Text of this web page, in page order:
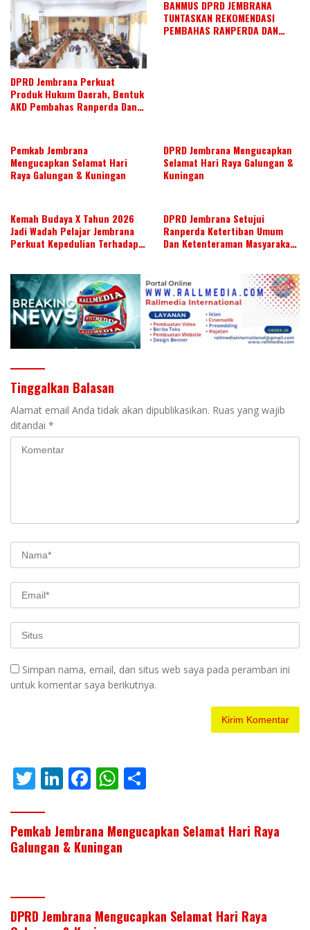
DPRD Jembrana Perkuat
Produk Hukum Daerah, Bentuk
AKD Pembahas Ranperda Dan
BANMUS DPRD JEMBRANA
TUNTASKAN REKOMENDASI
PEMBAHAS RANPERDA DAN
Pemkab Jembrana
Mengucapkan Selamat Hari
Raya Galungan & Kuningan
DPRD Jembrana Mengucapkan
Selamat Hari Raya Galungan &
Kuningan
Kemah Budaya X Tahun 2026
Jadi Wadah Pelajar Jembrana
Perkuat Kepedulian Terhadap
DPRD Jembrana Setujui
Ranperda Ketertiban Umum
Dan Ketenteraman Masyarakat
Tinggalkan Balasan
Alamat email Anda tidak akan dipublikasikan. Ruas yang wajib
ditandai *
Simpan nama, email, dan situs web saya pada peramban ini
untuk komentar saya berikutnya.
T
itt
er
Li
k
e
F
e
b
k
W
at
s
p
ar
e
Pemkab Jembrana Mengucapkan Selamat Hari Raya
Galungan & Kuningan
DPRD Jembrana Mengucapkan Selamat Hari Raya